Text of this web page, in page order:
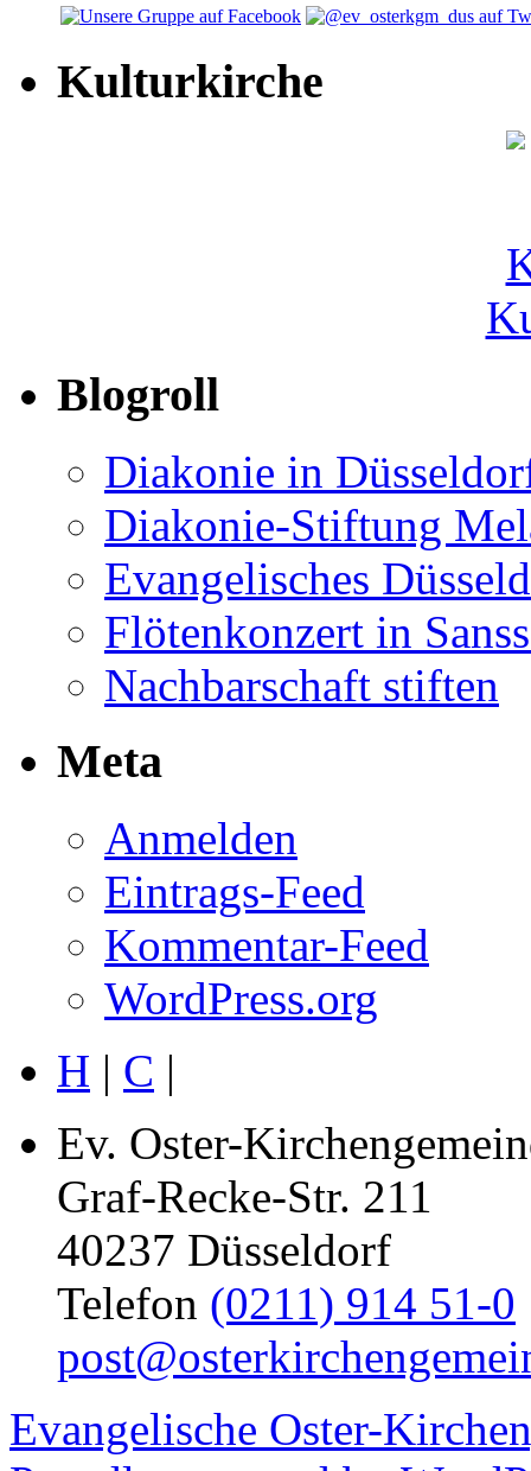
Kulturkirche
Blogroll
Diakonie in
Diakonie-Stiftung
Evangelisches
Flötenkonzert in
Nachbarschaft stiften
Meta
Anmelden
Eintrags-Feed
Kommentar-Feed
WordPress.org
H | C |
Ev. Oster-
Graf-Recke-Str. 211
40237 Düsseldorf
Telefon (0211) 914 51-0
Evangelische Oster-